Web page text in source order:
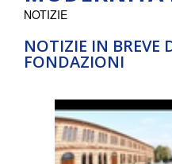
NOTIZIE IN BREVE
FONDAZIONI
NOTIZIE